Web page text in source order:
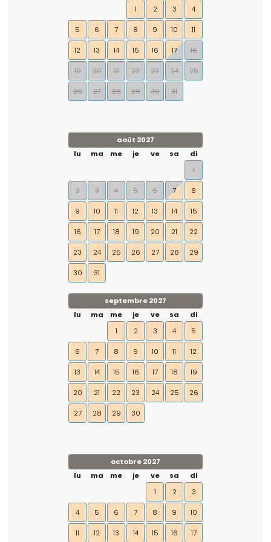
1 2 3 4
5 6 7 8 9 10 11
12 13 14 15 16 17 18
19 20 21 22 23 24 25
26 27 28 29 30 31
août 2027
lu
ma me je ve sa
di
1
2 3 4 5 6 7 8
9 10 11 12 13 14 15
16 17 18 19 20 21 22
23 24 25 26 27 28 29
30 31
septembre 2027
lu
ma me je ve sa
di
1
2 3 4 5
6 7 8 9 10 11 12
13 14 15 16 17 18 19
20 21 22 23 24 25 26
27 28 29 30
octobre 2027
lu
ma me je ve sa
di
1
2 3
4 5 6 7 8 9 10
11 12 13 14 15 16 17